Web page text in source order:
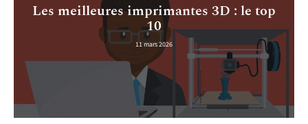
Les meilleures imprimantes 3D : le top
10
11 mars 2026